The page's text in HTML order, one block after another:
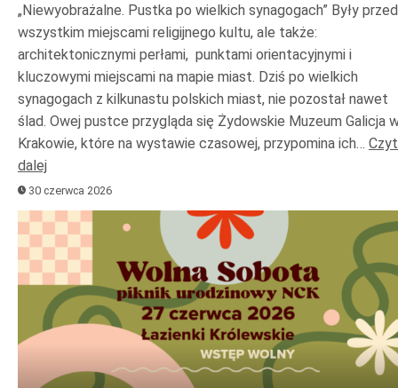
„Niewyobrażalne. Pustka po wielkich synagogach” Były
wszystkim miejscami religijnego kultu, ale także:
architektonicznymi perłami, punktami orientacyjnymi i
kluczowymi miejscami na mapie miast. Dziś po wielkich
synagogach z kilkunastu polskich miast, nie pozostał nawet
ślad. Owej pustce przygląda się Żydowskie Muzeum Galicja
Krakowie, które na wystawie czasowej, przypomina ich…
dalej
30 czerwca 2026
Odtwarzacz
plików
dźwiękowych